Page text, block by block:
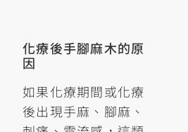
化療後手腳麻木的原
因
如果化療期間或化療
後出現手麻、腳麻、